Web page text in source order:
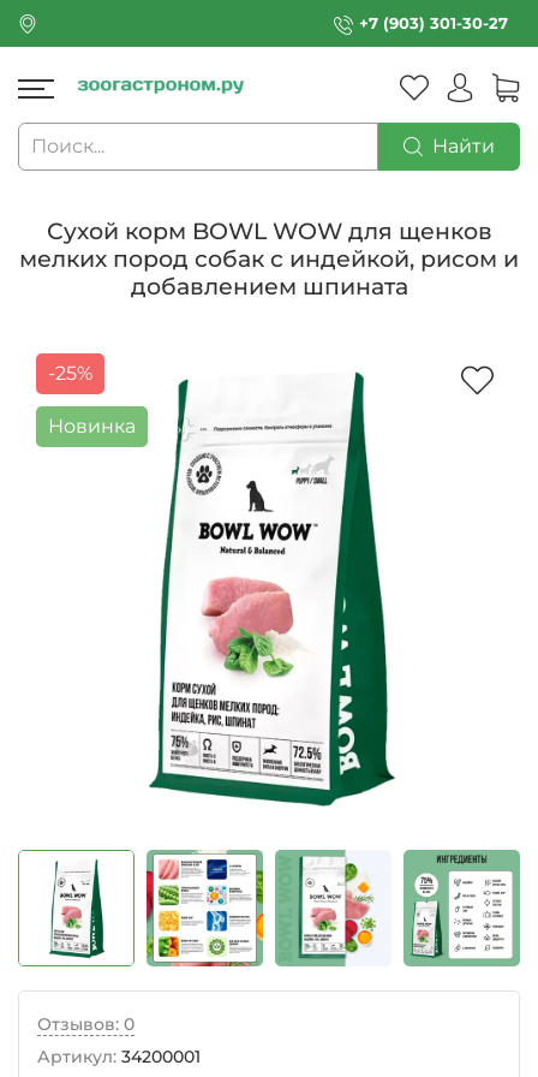
+7 (903) 301-30-27
Найти
Сухой корм BOWL WOW для щенков
мелких пород собак с индейкой, рисом и
добавлением шпината
-25%
Новинка
Отзывов: 0
Артикул: 34200001